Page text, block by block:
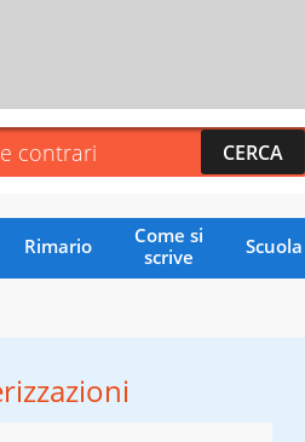
Rimario
Come si
scrive
Scuola